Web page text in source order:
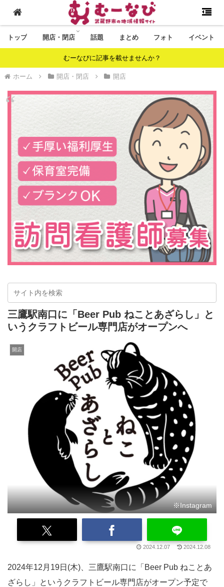
トップ 開店・閉店 話題 まとめ フォト イベント
むーなびに記事を載せませんか？
ホーム 開店・閉店 開店
三鷹駅南口に「Beer Pub ねことあざらし」と
いうクラフトビール専門店がオープンへ
開店
※Instagram
2024.12.07 2024.12.08
2024年12月19日(木)、三鷹駅南口に「Beer Pub ねことあ
ざらし」というクラフトビール専門店がオープン予定で